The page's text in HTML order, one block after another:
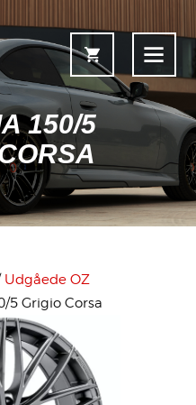
150/5
Udgåede OZ
5 Grigio Corsa